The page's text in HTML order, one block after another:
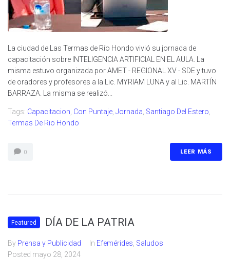
La ciudad de Las Termas de Río Hondo vivió su jornada de
capacitación sobre INTELIGENCIA ARTIFICIAL EN EL AULA. La
misma estuvo organizada por AMET - REGIONAL XV - SDE y tuvo
de oradores y profesores a la Lic. MYRIAM LUNA y al Lic. MARTÍN
BARRAZA. La misma se realizó...
Tags: Capacitacion Con Puntaje Jornada Santiago Del Estero
Termas De Rio Hondo
0 LEER MÁS
Featured DÍA DE LA PATRIA
By Prensa y Publicidad In Efemérides Saludos
Posted mayo 28, 2024